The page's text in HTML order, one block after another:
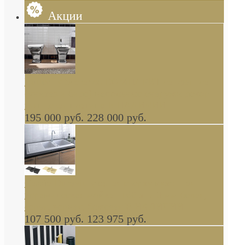
Акции
Butterfly Scarabeo КОМПЛЕКТ санфаянса
глянцевая платина В НАЛИЧИИ
195 000 руб. 228 000 руб.
керамическая мойка 1160 x 510 мм белая,
серая, черная, бежевая В НАЛИЧИИ
107 500 руб. 123 975 руб.